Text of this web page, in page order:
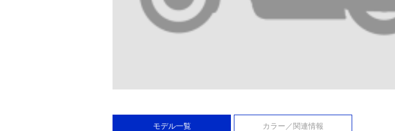
モデル一覧 カラー／関連情報